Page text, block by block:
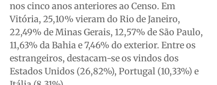
nos cinco anos anteriores ao Censo. Em
Vitória, 25,10% vieram do Rio de Janeiro,
22,49% de Minas Gerais, 12,57% de São Paulo,
11,63% da Bahia e 7,46% do exterior. Entre os
estrangeiros, destacam-se os vindos dos
Estados Unidos (26,82%), Portugal (10,33%) e